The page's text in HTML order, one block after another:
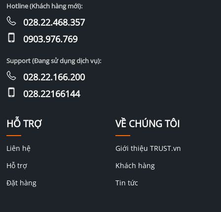
HỖ TRỢ
Liên hệ
Hỗ trợ
Đặt hàng
VỀ CHÚNG TÔI
Giới thiệu TRUST.vn
Khách hàng
Tin tức
Hotline (Khách hàng mới):
028.22.468.357
0903.976.769
Support (Đang sử dụng dịch vụ):
028.22.166.200
028.22166144